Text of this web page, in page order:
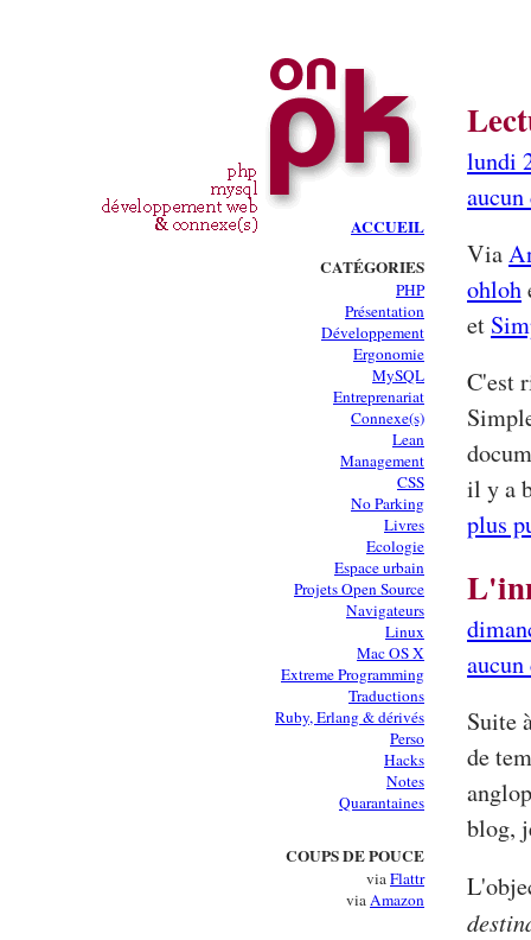
ACCUEIL
CATÉGORIES
PHP
Présentation
Développement
Ergonomie
MySQL
Entreprenariat
Connexe(s)
Lean
Management
CSS
No Parking
Livres
Ecologie
Espace urbain
Projets Open Source
Navigateurs
Linux
Mac OS X
Extreme Programming
Traductions
Ruby, Erlang & dérivés
Perso
Hacks
Notes
Quarantaines
COUPS DE POUCE
viaFlattr
viaAmazon
lundi
Via
ohloh
et
C'est
il y a
plus
Suite
de
blog,